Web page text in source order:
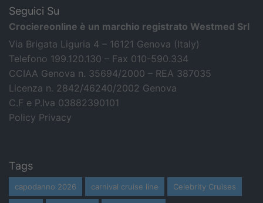
Seguici Su
Crociereonline è un marchio registrato Westmed Srl
Via Brigata Liguria 4 – 16121 Genova (Italy)
Telefono 199.120.130 – Fax 010-590.334
CCIAA Genova n. 35694/2000 – REA 387035
Licenza n. 2842/46240/2002 Genova
C.F e P.Iva 03882390101
Policy Privacy
Tags
capodanno 2026 carnival cruise line Celebrity Cruises